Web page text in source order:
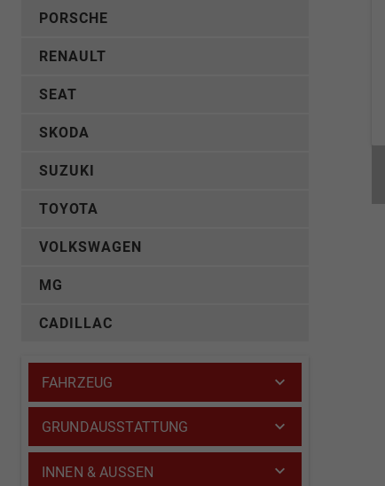
PORSCHE
RENAULT
SEAT
SKODA
SUZUKI
TOYOTA
VOLKSWAGEN
MG
CADILLAC
FAHRZEUG
GRUNDAUSSTATTUNG
INNEN & AUSSEN